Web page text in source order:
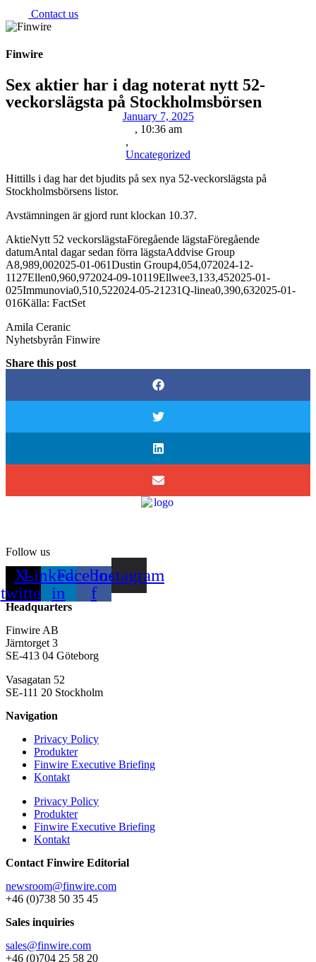
Contact us
Finwire
Sex aktier har i dag noterat nytt 52-
veckorslägsta på Stockholmsbörsen
January 7, 2025
, 10:36 am
,
Uncategorized
Hittills i dag har det bjudits på sex nya 52-veckorslägsta på
Stockholmsbörsens listor.
Avstämningen är gjord runt klockan 10.37.
AktieNytt 52 veckorslägstaFöregående lägstaFöregående
datumAntal dagar sedan förra lägstaAddvise Group
A8,989,002025-01-061Dustin Group4,054,072024-12-
1127Ellen0,960,972024-09-10119Ellwee3,133,452025-01-
025Immunovia0,510,522024-05-21231Q-linea0,390,632025-01-
016Källa: FactSet
Amila Ceranic
Nyhetsbyrån Finwire
Share this post
Follow us
X-
twitter
Linkedin-
in
Facebook-
f
Instagram
Headquarters
Finwire AB
Järntorget 3
SE-413 04 Göteborg
Vasagatan 52
SE-111 20 Stockholm
Navigation
Privacy Policy
Produkter
Finwire Executive Briefing
Kontakt
Privacy Policy
Produkter
Finwire Executive Briefing
Kontakt
Contact Finwire Editorial
newsroom@finwire.com
+46 (0)738 50 35 45
Sales inquiries
sales@finwire.com
+46 (0)704 25 58 20